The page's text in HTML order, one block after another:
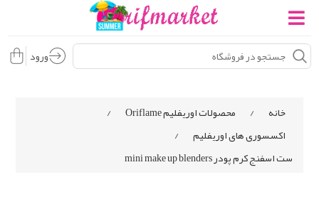
ورود
خانه / محصولات اوریفلیم Oriflame
/
اکسسوری های اوریفلیم
/
ست اسفنج کرم پودر mini make up blenders